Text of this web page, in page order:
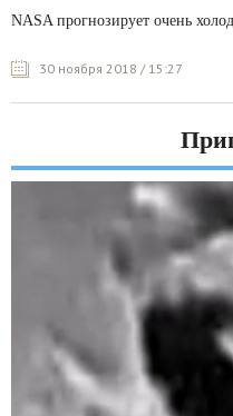
NASA прогнозирует очень
30 ноября 2018 / 15:27